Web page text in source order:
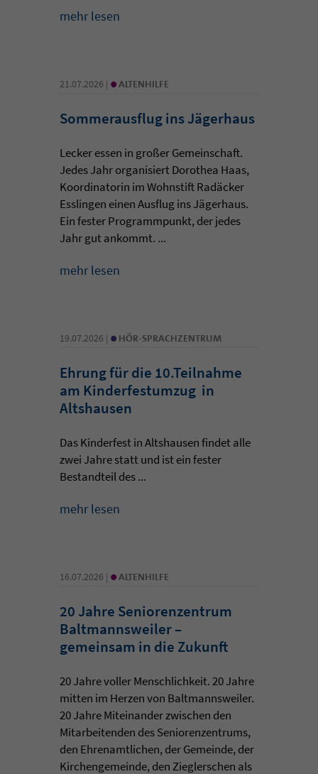
mehr lesen
21.07.2026 | • ALTENHILFE
Sommerausflug ins Jägerhaus
Lecker essen in großer Gemeinschaft.
Jedes Jahr organisiert Dorothea Haas,
Koordinatorin im Wohnstift Radäcker
Esslingen einen Ausflug ins Jägerhaus.
Ein fester Programmpunkt, der jedes
Jahr gut ankommt. ...
mehr lesen
19.07.2026 | • HÖR-SPRACHZENTRUM
Ehrung für die 10.Teilnahme
am Kinderfestumzug in
Altshausen
Das Kinderfest in Altshausen findet alle
zwei Jahre statt und ist ein fester
Bestandteil des ...
mehr lesen
16.07.2026 | • ALTENHILFE
20 Jahre Seniorenzentrum
Baltmannsweiler –
gemeinsam in die Zukunft
20 Jahre voller Menschlichkeit. 20 Jahre
mitten im Herzen von Baltmannsweiler.
20 Jahre Miteinander zwischen den
Mitarbeitenden des Seniorenzentrums,
den Ehrenamtlichen, der Gemeinde, der
Kirchengemeinde, den Zieglerschen als